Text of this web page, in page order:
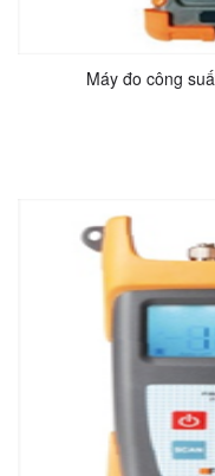
Máy đo công